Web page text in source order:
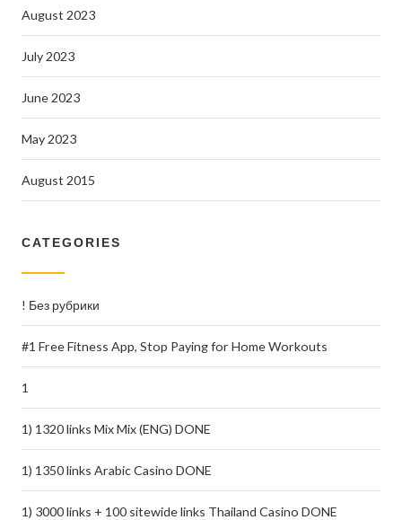
August 2023
July 2023
June 2023
May 2023
August 2015
CATEGORIES
! Без рубрики
#1 Free Fitness App, Stop Paying for Home Workouts
1
1) 1320 links Mix Mix (ENG) DONE
1) 1350 links Arabic Casino DONE
1) 3000 links + 100 sitewide links Thailand Casino DONE